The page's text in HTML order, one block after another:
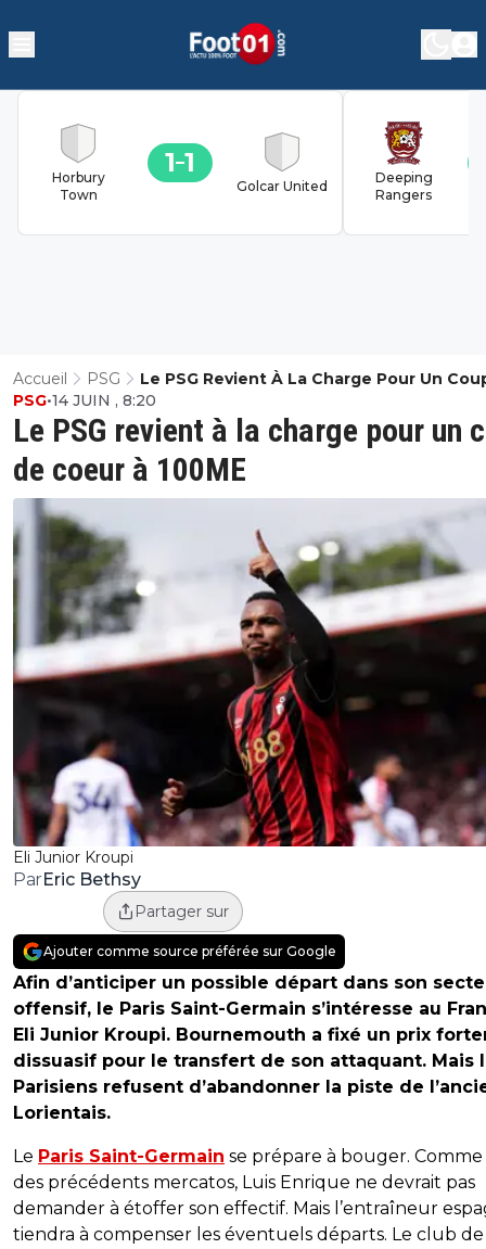
Horbury
Town
1 1
Golcar United
Deeping
Rangers
Accueil PSG
Le PSG Revient À La Charge Pour Un
Coeur À 100ME
Eli Junior Kroupi
Le PSG revient à la charge pour un
de coeur à 100ME
PSG•14 JUIN , 8:20
ParEric Bethsy
Partager sur
Ajouter comme source préférée sur Google
Afin d’anticiper un possible départ dans son
offensif, le Paris Saint-Germain s’intéresse au
Eli Junior Kroupi. Bournemouth a fixé un prix
dissuasif pour le transfert de son attaquant. Mais
Parisiens refusent d’abandonner la piste de
Lorientais.
Le Paris Saint-Germain se prépare à bouger. Comme
des précédents mercatos, Luis Enrique ne devrait pas
demander à étoffer son effectif. Mais l’entraîneur
tiendra à compenser les éventuels départs. Le club